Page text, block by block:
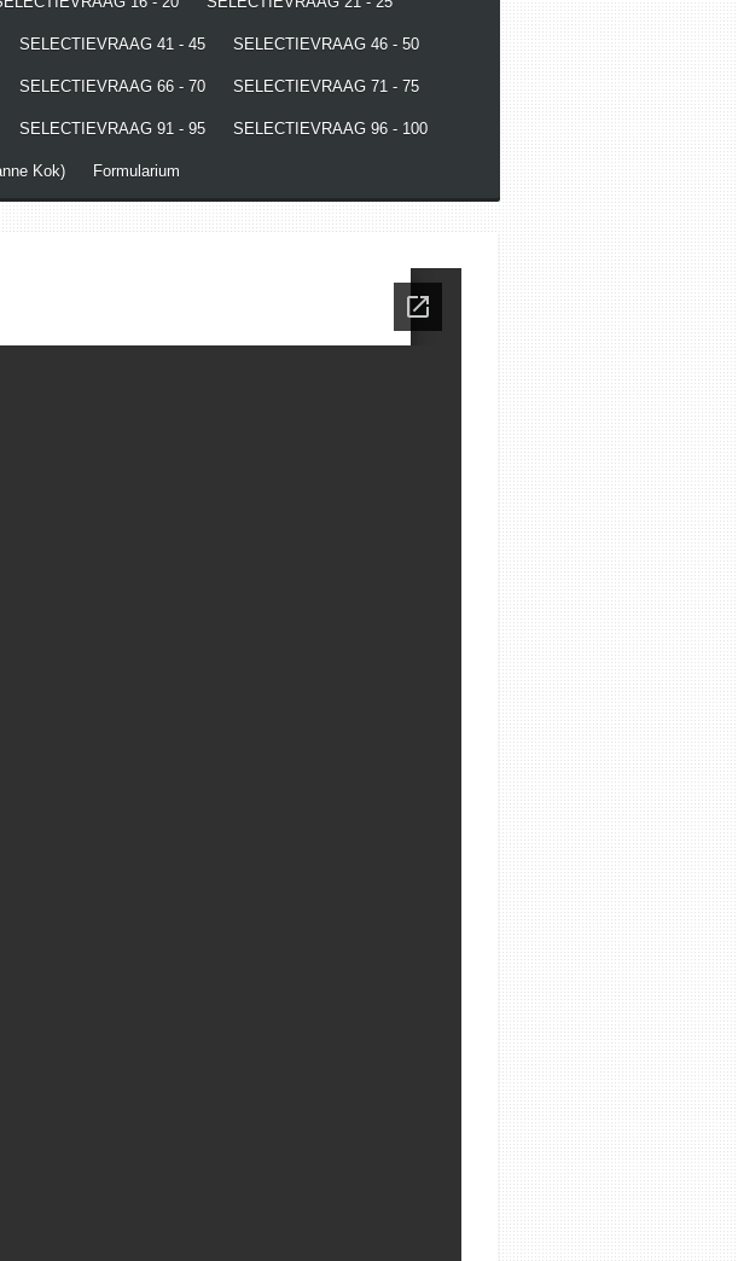
SELECTIEVRAAG 41 - 45 SELECTIEVRAAG 46 - 50
SELECTIEVRAAG 66 - 70 SELECTIEVRAAG 71 - 75
SELECTIEVRAAG 91 - 95 SELECTIEVRAAG 96 - 100
Kok) Formularium